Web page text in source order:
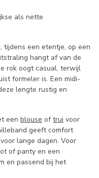
als nette
tijdens een etentje, op een
hangt af van de
rok oogt casual, terwijl
formeler is. Een midi-
lengte rustig en
een blouse oftrui voor
geeft comfort
lange dagen. Voor
of panty en een
en passend bij het